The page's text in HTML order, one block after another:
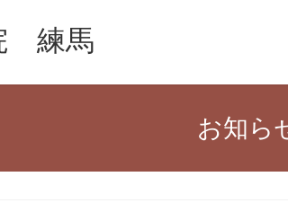
練馬
お知ら